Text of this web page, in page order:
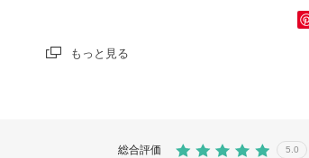
もっと見る
総合評価 5.0